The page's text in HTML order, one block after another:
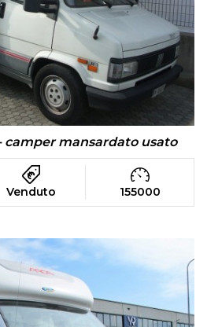
camper mansardato usato
Venduto 155000